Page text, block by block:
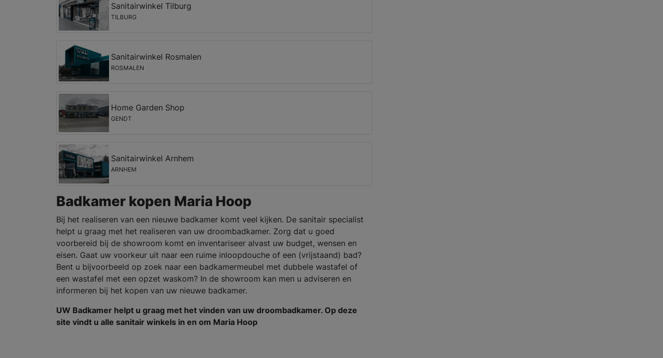
Sanitairwinkel Tilburg
TILBURG
Sanitairwinkel Rosmalen
ROSMALEN
Home Garden Shop
GENDT
Sanitairwinkel Arnhem
ARNHEM
Badkamer kopen Maria Hoop
Bij het realiseren van een nieuwe badkamer komt veel kijken. De sanitair specialist
helpt u graag met het realiseren van uw droombadkamer. Zorg dat u goed
voorbereid bij de showroom komt en inventariseer alvast uw budget, wensen en
eisen. Gaat uw voorkeur uit naar een ruime inloopdouche of een (vrijstaand) bad?
Bent u bijvoorbeeld op zoek naar een badkamermeubel met dubbele wastafel of
een wastafel met een opzet waskom? In de showroom kan men u adviseren en
informeren bij het kopen van uw nieuwe badkamer.
UW Badkamer helpt u graag met het vinden van uw droombadkamer. Op deze
site vindt u alle sanitair winkels in en om Maria Hoop